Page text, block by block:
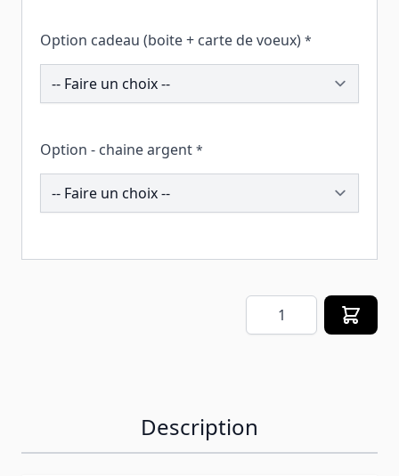
Option cadeau (boite + carte de voeux) *
259821
Option - chaine argent *
196390
Quantité
Description